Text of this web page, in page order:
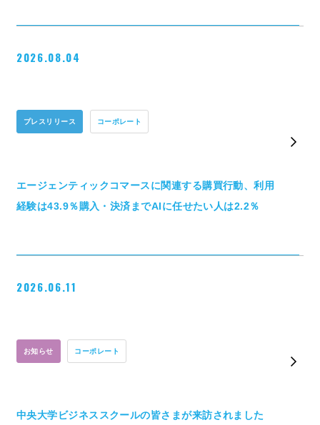
2026.08.04
プレスリリース コーポレート
エージェンティックコマースに関連する購買行動、利用
経験は43.9％購入・決済までAIに任せたい人は2.2％
2026.06.11
お知らせ コーポレート
中央大学ビジネススクールの皆さまが来訪されました